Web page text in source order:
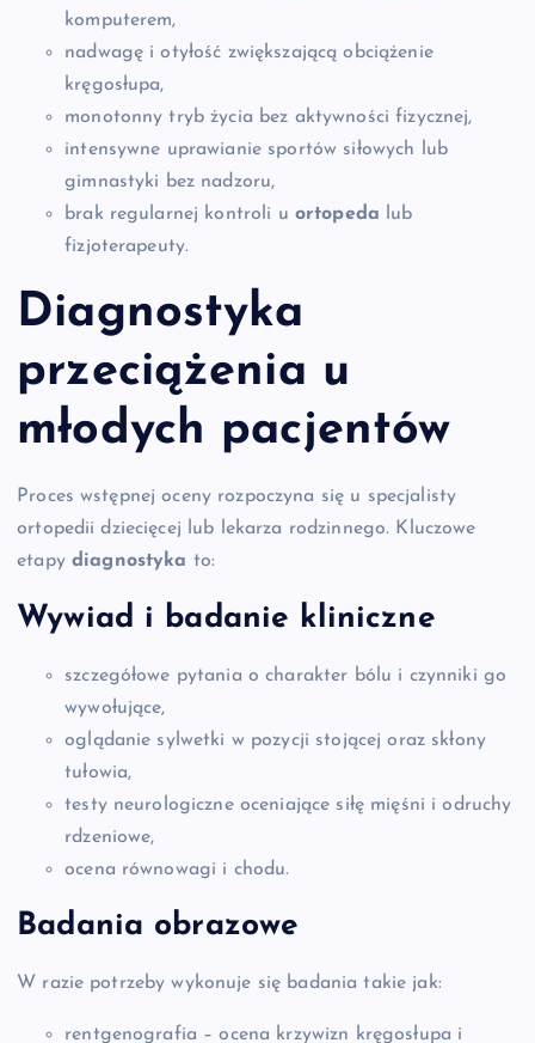
komputerem,
nadwagę i otyłość zwiększającą obciążenie
kręgosłupa,
monotonny tryb życia bez aktywności fizycznej,
intensywne uprawianie sportów siłowych lub
gimnastyki bez nadzoru,
brak regularnej kontroli u ortopeda lub
fizjoterapeuty.
Diagnostyka
przeciążenia u
młodych pacjentów
Proces wstępnej oceny rozpoczyna się u specjalisty
ortopedii dziecięcej lub lekarza rodzinnego. Kluczowe
etapy diagnostyka to:
Wywiad i badanie kliniczne
szczegółowe pytania o charakter bólu i czynniki go
wywołujące,
oglądanie sylwetki w pozycji stojącej oraz skłony
tułowia,
testy neurologiczne oceniające siłę mięśni i odruchy
rdzeniowe,
ocena równowagi i chodu.
Badania obrazowe
W razie potrzeby wykonuje się badania takie jak:
rentgenografia – ocena krzywizn kręgosłupa i